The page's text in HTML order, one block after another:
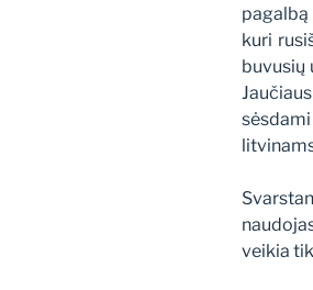
kuri
buvusių
veikia